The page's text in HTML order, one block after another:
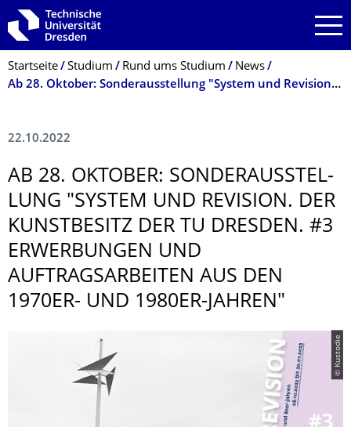
Zur Hauptnavigation springen
Zur Suche springen
Zum Inhalt springen
Breadcrumb-Menü
Startseite Studium Rund ums Studium
News
Ab 28. Oktober: Sonderausstellung "System und Revision. Der Kunstbesitz der TU Dresden"
22.10.2022
AB 28. OKTOBER: SONDERAUSSTEL­
LUNG "SYSTEM UND REVISION. DER
KUNSTBESITZ DER TU DRESDEN. #3
ERWERBUNGEN UND
AUFTRAGSARBEI­TEN AUS DEN
1970ER- UND 1980ER-JAHREN"
© Kustodie